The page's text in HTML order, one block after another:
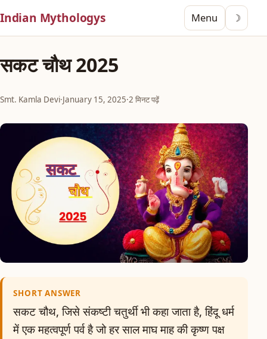
Indian Mythologys Menu ☽
सकट चौथ 2025
Smt. Kamla Devi·January 15, 2025·2 मिनट पढ़ें
SHORT ANSWER
सकट चौथ, जिसे संकष्टी चतुर्थी भी कहा जाता है, हिंदू धर्म
में एक महत्वपूर्ण पर्व है जो हर साल माघ माह की कृष्ण पक्ष